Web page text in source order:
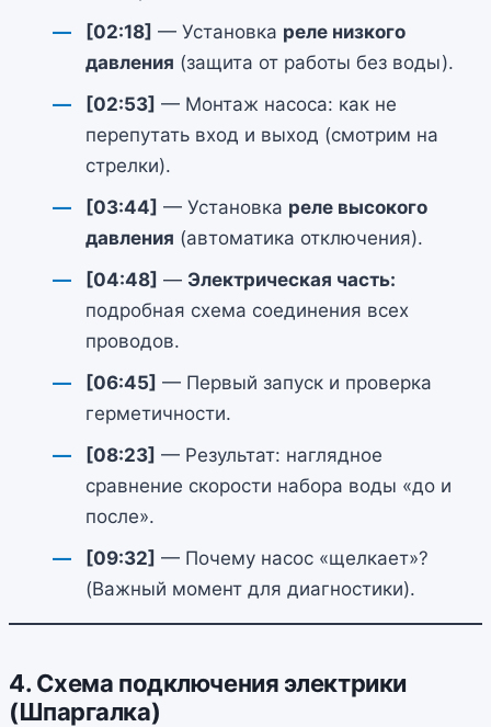
[02:18] — Установка реле низкого
давления (защита от работы без воды).
[02:53] — Монтаж насоса: как не
перепутать вход и выход (смотрим на
стрелки).
[03:44] — Установка реле высокого
давления (автоматика отключения).
[04:48] — Электрическая часть:
подробная схема соединения всех
проводов.
[06:45] — Первый запуск и проверка
герметичности.
[08:23] — Результат: наглядное
сравнение скорости набора воды «до и
после».
[09:32] — Почему насос «щелкает»?
(Важный момент для диагностики).
4. Схема подключения электрики
(Шпаргалка)